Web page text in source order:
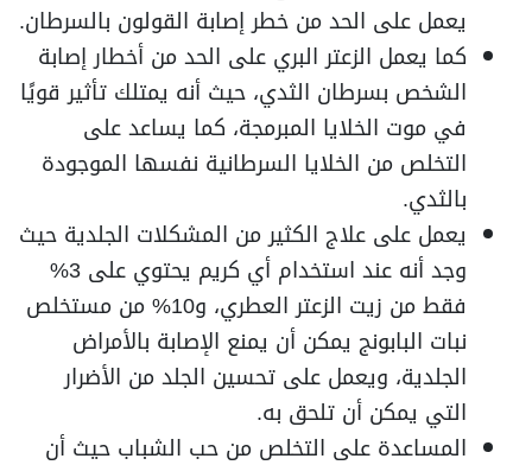
يعمل على الحد من خطر إصابة القولون بالسرطان.
كما يعمل الزعتر البري على الحد من أخطار إصابة
الشخص بسرطان الثدي، حيث أنه يمتلك تأثير قويًا
في موت الخلايا المبرمجة، كما يساعد على
التخلص من الخلايا السرطانية نفسها الموجودة
بالثدي.
يعمل على علاج الكثير من المشكلات الجلدية حيث
وجد أنه عند استخدام أي كريم يحتوي على 3%
فقط من زيت الزعتر العطري، و10% من مستخلص
نبات البابونج يمكن أن يمنع الإصابة بالأمراض
الجلدية، ويعمل على تحسين الجلد من الأضرار
التي يمكن أن تلحق به.
المساعدة على التخلص من حب الشباب حيث أن